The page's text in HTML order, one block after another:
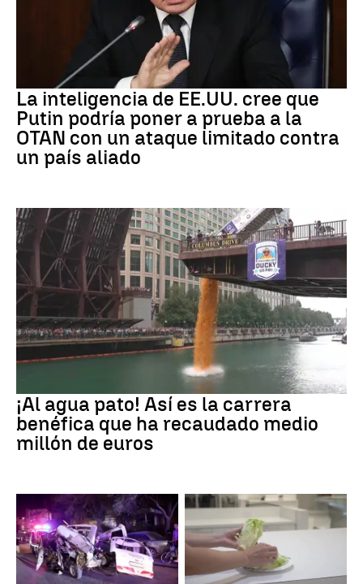
La inteligencia de EE.UU. cree que
Putin podría poner a prueba a la
OTAN con un ataque limitado contra
un país aliado
¡Al agua pato! Así es la carrera
benéfica que ha recaudado medio
millón de euros
SIRIA Brote